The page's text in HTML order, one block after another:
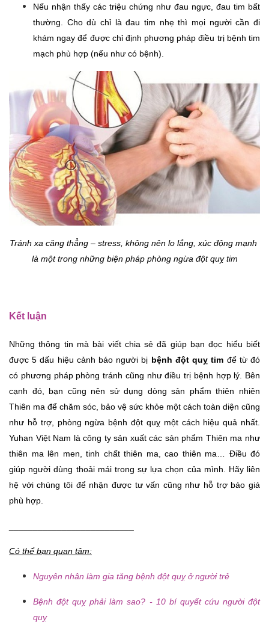
Nếu nhận thấy các triệu chứng như đau ngực, đau tim bất
thường. Cho dù chỉ là đau tim nhẹ thì mọi người cần đi
khám ngay để được chỉ định phương pháp điều trị bệnh tim
mạch phù hợp (nếu như có bệnh).
Tránh xa căng thẳng – stress, không nên lo lắng, xúc động mạnh
là một trong những biện pháp phòng ngừa đột quỵ tim
Kết luận
Những thông tin mà bài viết chia sẻ đã giúp bạn đọc hiểu biết
được 5 dấu hiệu cảnh báo người bị bệnh đột quỵ tim để từ đó
có phương pháp phòng tránh cũng như điều trị bệnh hợp lý. Bên
cạnh đó, bạn cũng nên sử dụng dòng sản phẩm thiên nhiên
Thiên ma để chăm sóc, bảo vệ sức khỏe một cách toàn diện cũng
như hỗ trợ, phòng ngừa bệnh đột quỵ một cách hiệu quả nhất.
Yuhan Việt Nam là công ty sản xuất các sản phẩm Thiên ma như
thiên ma lên men, tinh chất thiên ma, cao thiên ma… Điều đó
giúp người dùng thoải mái trong sự lựa chọn của mình. Hãy liên
hệ với chúng tôi để nhận được tư vấn cũng như hỗ trợ báo giá
phù hợp.
Có thể bạn quan tâm:
Nguyên nhân làm gia tăng bệnh đột quỵ ở người trẻ
Bệnh đột quỵ phải làm sao? - 10 bí quyết cứu người đột
quỵ